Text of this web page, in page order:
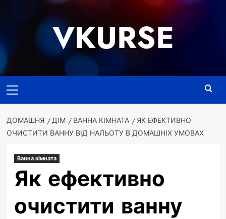
VKURSE
меню
ДОМАШНЯ ДІМ ВАННА КІМНАТА
ЯК ЕФЕКТИВНО
ОЧИСТИТИ ВАННУ ВІД НАЛЬОТУ В ДОМАШНІХ УМОВАХ
Ванна кімната
Як ефективно
очистити ванну